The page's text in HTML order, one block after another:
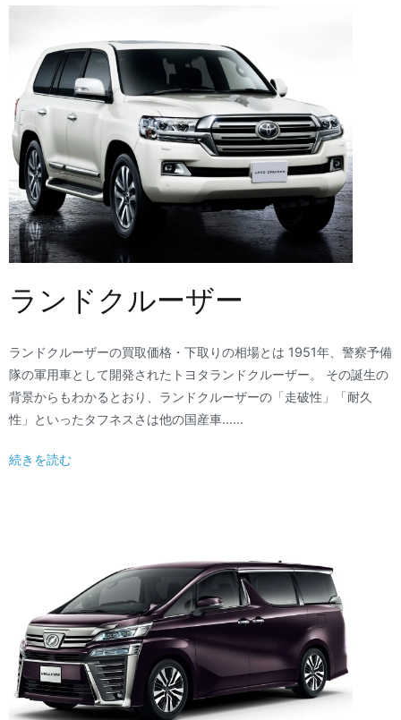
ランドクルーザー
ランドクルーザーの買取価格・下取りの相場とは 1951年、警察予備
隊の軍用車として開発されたトヨタランドクルーザー。 その誕生の
背景からもわかるとおり、ランドクルーザーの「走破性」「耐久
性」といったタフネスさは他の国産車……
続きを読む